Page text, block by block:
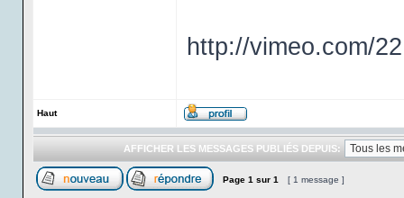
http://vimeo.com/
Haut
AFFICHER LES MESSAGES PUBLIÉS DEPUIS:
Page 1 sur 1 [ 1 message ]